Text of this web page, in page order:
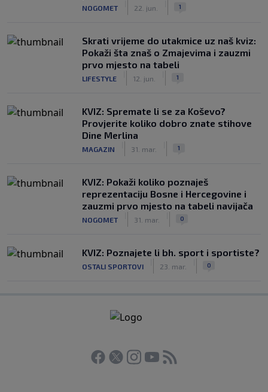
NOGOMET 22. jun. 1
Skrati vrijeme do utakmice uz naš kviz:
Pokaži šta znaš o Zmajevima i zauzmi
prvo mjesto na tabeli
LIFESTYLE 12. jun. 1
KVIZ: Spremate li se za Koševo?
Provjerite koliko dobro znate stihove
Dine Merlina
MAGAZIN 31. mar. 1
KVIZ: Pokaži koliko poznaješ
reprezentaciju Bosne i Hercegovine i
zauzmi prvo mjesto na tabeli navijača
NOGOMET 31. mar. 0
KVIZ: Poznajete li bh. sport i sportiste?
OSTALI SPORTOVI 23. mar. 0